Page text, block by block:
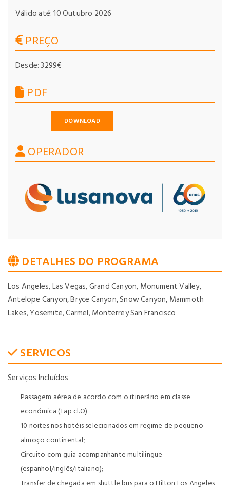
Válido até: 10 Outubro 2026
PREÇO
Desde: 3299€
PDF
DOWNLOAD
OPERADOR
DETALHES DO PROGRAMA
Los Angeles, Las Vegas, Grand Canyon, Monument Valley,
Antelope Canyon, Bryce Canyon, Snow Canyon, Mammoth
Lakes, Yosemite, Carmel, Monterrey San Francisco
SERVICOS
Serviços Incluídos
Passagem aérea de acordo com o itinerário em classe
económica (Tap cl.O)
10 noites nos hotéis selecionados em regime de pequeno-
almoço continental;
Circuito com guia acompanhante multilingue
(espanhol/inglês/italiano);
Transfer de chegada em shuttle bus para o Hilton Los Angeles